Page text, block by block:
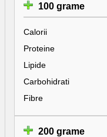
100 grame
Calorii
Proteine
Lipide
Carbohidrati
Fibre
200 grame